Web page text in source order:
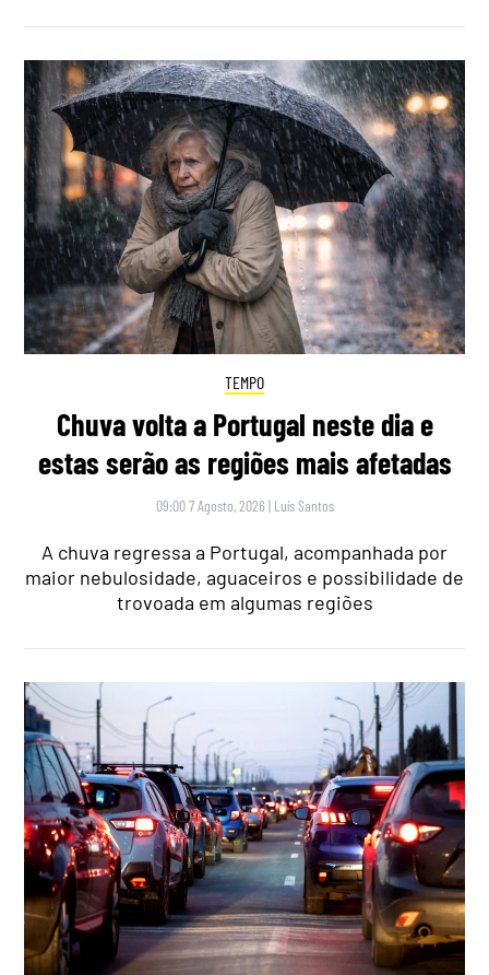
TEMPO
Chuva volta a Portugal neste dia e
estas serão as regiões mais afetadas
09:00 7 Agosto, 2026 | Luís Santos
A chuva regressa a Portugal, acompanhada por
maior nebulosidade, aguaceiros e possibilidade de
trovoada em algumas regiões